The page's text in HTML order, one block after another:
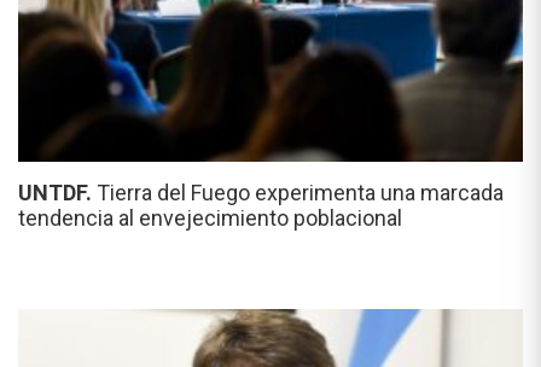
UNTDF. Tierra del Fuego experimenta una marcada
tendencia al envejecimiento poblacional